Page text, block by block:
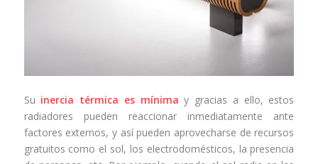
Su inercia térmica es mínima y gracias a ello, estos
radiadores pueden reaccionar inmediatamente ante
factores externos, y así pueden aprovecharse de recursos
gratuitos como el sol, los electrodomésticos, la presencia